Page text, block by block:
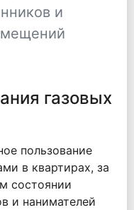
и
газовых
пользование
в квартирах, за
состоянии
и нанимателей